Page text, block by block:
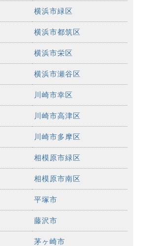
横浜市緑区
横浜市都筑区
横浜市栄区
横浜市瀬谷区
川崎市幸区
川崎市高津区
川崎市多摩区
相模原市緑区
相模原市南区
平塚市
藤沢市
茅ヶ崎市